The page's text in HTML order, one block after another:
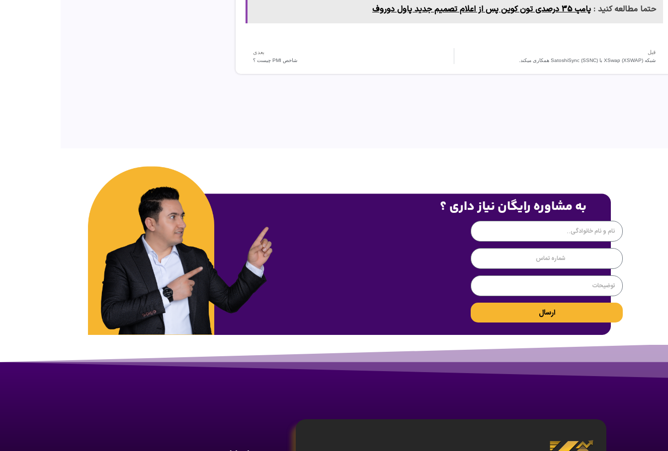
حتما مطالعه کنید : پامپ 35 درصدی تون‌ کوین پس از اعلام تصمیم جدید پاول دوروف
قبل
شبکه XSwap (XSWAP) با SatoshiSync (SSNC) همکاری میکند.
بعدی
شاخص PMI چیست ؟
به مشاوره رایگان نیاز داری ؟
ارسال